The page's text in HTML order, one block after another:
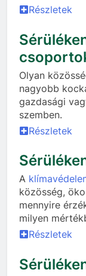
Részletek
Olyan
nagyobb
gazdasági
szemben.
Részletek
A
közösség,
mennyire
milyen
Részletek